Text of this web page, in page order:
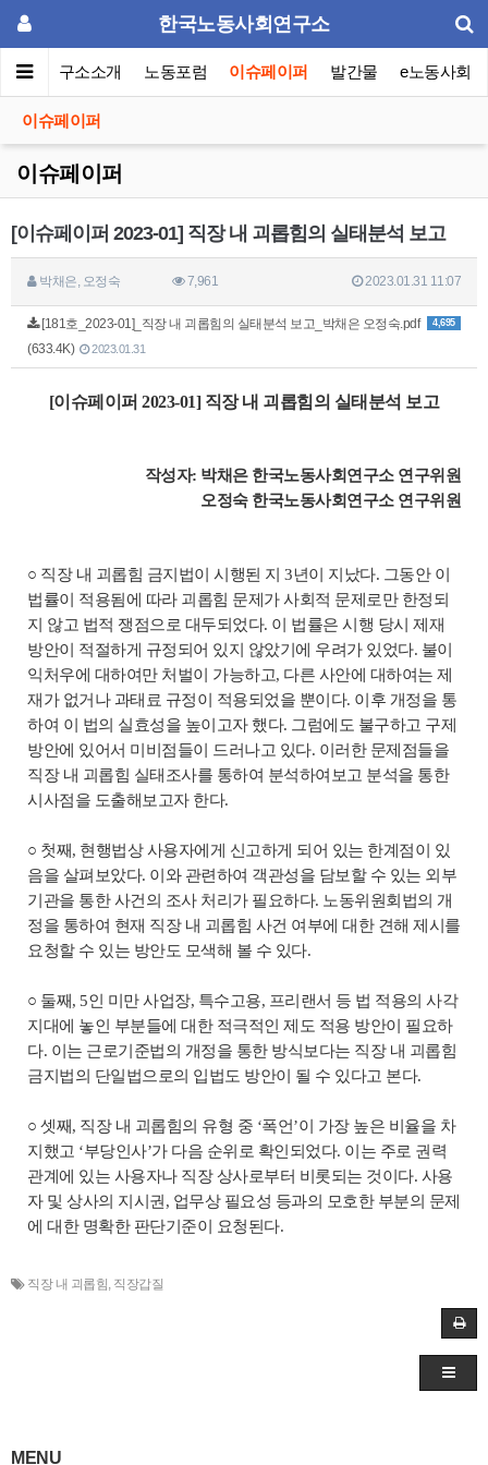
한국노동사회연구소
인 연구소소개 노동포럼 이슈페이퍼 발간물 e노동사회
이슈페이퍼
이슈페이퍼
[이슈페이퍼 2023-01] 직장 내 괴롭힘의 실태분석 보고
박채은, 오정숙 7,961 2023.01.31 11:07
4,695
[181호_2023-01]_직장 내 괴롭힘의 실태분석 보고_박채은 오정숙.pdf
(633.4K)
2023.01.31
[이슈페이퍼 2023-01] 직장 내 괴롭힘의 실태분석 보고
작성자: 박채은 한국노동사회연구소 연구위원
오정숙 한국노동사회연구소 연구위원
○ 직장 내 괴롭힘 금지법이 시행된 지 3년이 지났다. 그동안 이
법률이 적용됨에 따라 괴롭힘 문제가 사회적 문제로만 한정되
지 않고 법적 쟁점으로 대두되었다. 이 법률은 시행 당시 제재
방안이 적절하게 규정되어 있지 않았기에 우려가 있었다. 불이
익처우에 대하여만 처벌이 가능하고, 다른 사안에 대하여는 제
재가 없거나 과태료 규정이 적용되었을 뿐이다. 이후 개정을 통
하여 이 법의 실효성을 높이고자 했다. 그럼에도 불구하고 구제
방안에 있어서 미비점들이 드러나고 있다. 이러한 문제점들을
직장 내 괴롭힘 실태조사를 통하여 분석하여보고 분석을 통한
시사점을 도출해보고자 한다.
○ 첫째, 현행법상 사용자에게 신고하게 되어 있는 한계점이 있
음을 살펴보았다. 이와 관련하여 객관성을 담보할 수 있는 외부
기관을 통한 사건의 조사 처리가 필요하다. 노동위원회법의 개
정을 통하여 현재 직장 내 괴롭힘 사건 여부에 대한 견해 제시를
요청할 수 있는 방안도 모색해 볼 수 있다.
○ 둘째, 5인 미만 사업장, 특수고용, 프리랜서 등 법 적용의 사각
지대에 놓인 부분들에 대한 적극적인 제도 적용 방안이 필요하
다. 이는 근로기준법의 개정을 통한 방식보다는 직장 내 괴롭힘
금지법의 단일법으로의 입법도 방안이 될 수 있다고 본다.
○ 셋째, 직장 내 괴롭힘의 유형 중 ‘폭언’이 가장 높은 비율을 차
지했고 ‘부당인사’가 다음 순위로 확인되었다. 이는 주로 권력
관계에 있는 사용자나 직장 상사로부터 비롯되는 것이다. 사용
자 및 상사의 지시권, 업무상 필요성 등과의 모호한 부분의 문제
에 대한 명확한 판단기준이 요청된다.
직장 내 괴롭힘, 직장갑질
MENU